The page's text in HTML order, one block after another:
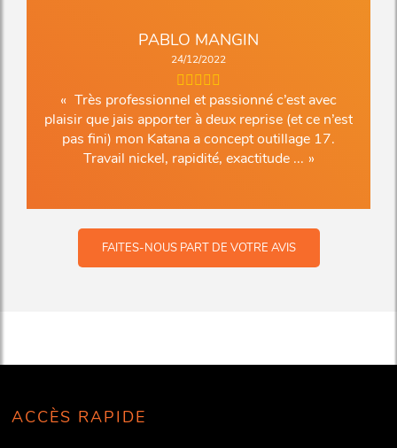
PABLO MANGIN
24/12/2022
Très professionnel et passionné c’est avec
plaisir que jais apporter à deux reprise (et ce n’est
pas fini) mon Katana a concept outillage 17.
Travail nickel, rapidité, exactitude ...
FAITES-NOUS PART DE VOTRE AVIS
ACCÈS RAPIDE